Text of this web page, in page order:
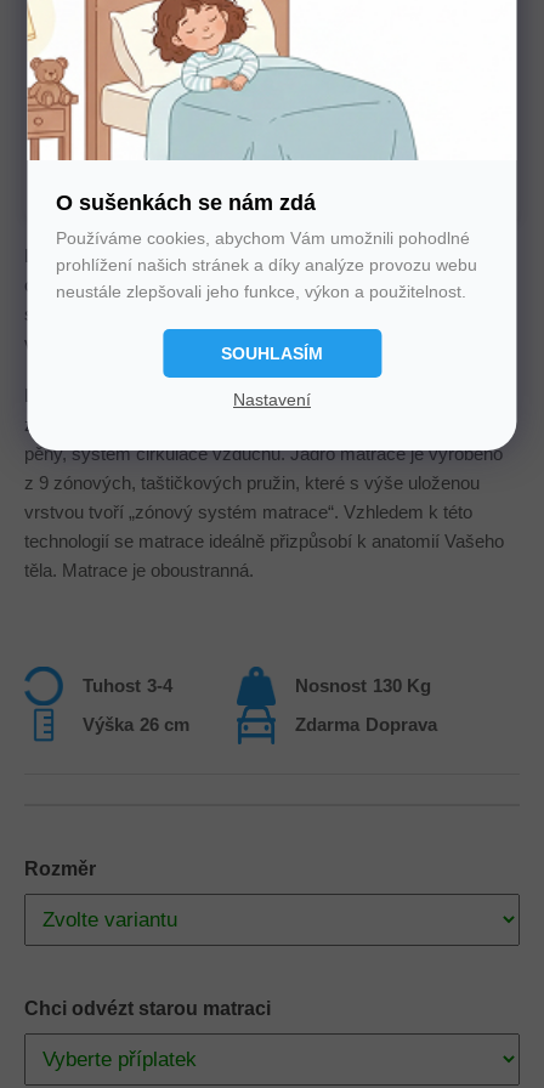
O sušenkách se nám zdá
Používáme cookies, abychom Vám umožnili pohodlné
prohlížení našich stránek a díky analýze provozu webu
neustále zlepšovali jeho funkce, výkon a použitelnost.
SOUHLASÍM
Nastavení
U nás nakupujte bez starostí
Rozměr
Chci odvézt starou matraci
Luxusní latexová matrace s 9 zónovými pružinami nabízí
oboustranný komfort: měkkou stranu s vlnou a latexem a
středně tvrdou s kokosem. Nosnost 130 kg, pratelný potah,
výška 26 cm.
Latexové matrace té nejvyšší řady i pro ty nejnáročnější
zákazníky. Je zde použita vysoce elastická vrstva vlněné
pěny, systém cirkulace vzduchu. Jádro matrace je vyrobeno
z 9 zónových, taštičkových pružin, které s výše uloženou
vrstvou tvoří „zónový systém matrace“. Vzhledem k této
technologií se matrace ideálně přizpůsobí k anatomií Vašeho
těla. Matrace je oboustranná.
3-4
Tuhost 130 Kg
Nosnost
26 cm
Výška Doprava
Zdarma